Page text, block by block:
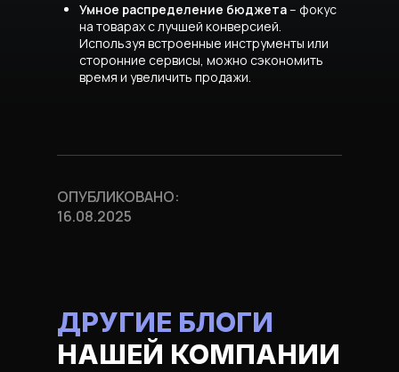
Умное распределение бюджета– фокус
на товарах с лучшей конверсией.
Используя встроенные инструменты или
сторонние сервисы, можно сэкономить
время и увеличить продажи.
ОПУБЛИКОВАНО:
16.08.2025
ДРУГИЕ БЛОГИ
НАШЕЙ КОМПАНИИ